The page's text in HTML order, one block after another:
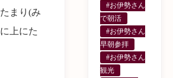
まり(み
上にた
#お伊勢さん
で朝活
#お伊勢さん
早朝参拝
#お伊勢さん
観光